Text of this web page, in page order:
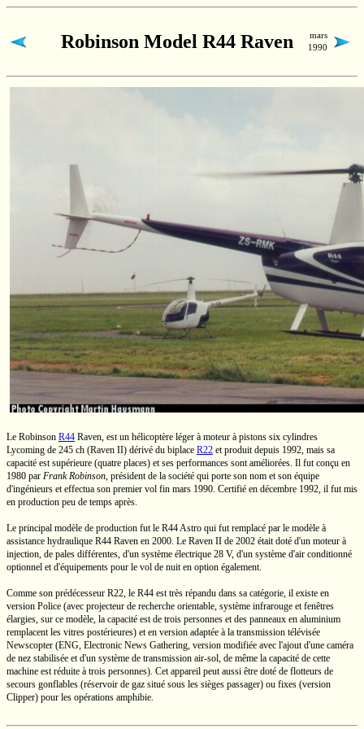
Robinson Model R44 Raven
mars
1990
Le Robinson R44 Raven, est un hélicoptère léger à moteur à pistons six cylindres
Lycoming de 245 ch (Raven II) dérivé du biplace R22 et produit depuis 1992, mais sa
capacité est supérieure (quatre places) et ses performances sont améliorées. Il fut conçu en
1980 par Frank Robinson, président de la société qui porte son nom et son équipe
d'ingénieurs et effectua son premier vol fin mars 1990. Certifié en décembre 1992, il fut mis
en production peu de temps après.
Le principal modèle de production fut le R44 Astro qui fut remplacé par le modèle à
assistance hydraulique R44 Raven en 2000. Le Raven II de 2002 était doté d'un moteur à
injection, de pales différentes, d'un système électrique 28 V, d'un système d'air conditionné
optionnel et d'équipements pour le vol de nuit en option également.
Comme son prédécesseur R22, le R44 est très répandu dans sa catégorie, il existe en
version Police (avec projecteur de recherche orientable, système infrarouge et fenêtres
élargies, sur ce modèle, la capacité est de trois personnes et des panneaux en aluminium
remplacent les vitres postérieures) et en version adaptée à la transmission télévisée
Newscopter (ENG, Electronic News Gathering, version modifiée avec l'ajout d'une caméra
de nez stabilisée et d'un système de transmission air-sol, de même la capacité de cette
machine est réduite à trois personnes). Cet appareil peut aussi être doté de flotteurs de
secours gonflables (réservoir de gaz situé sous les sièges passager) ou fixes (version
Clipper) pour les opérations amphibie.